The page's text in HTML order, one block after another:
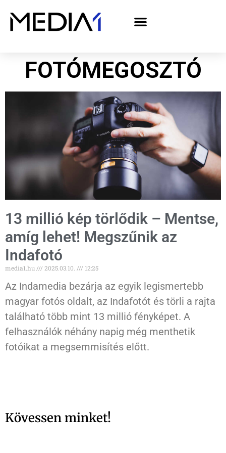
FOTÓMEGOSZTÓ
13 millió kép törlődik – Mentse,
amíg lehet! Megszűnik az
Indafotó
media1.hu 2025.03.10. 12:25
Az Indamedia bezárja az egyik legismertebb
magyar fotós oldalt, az Indafotót és törli a rajta
található több mint 13 millió fényképet. A
felhasználók néhány napig még menthetik
fotóikat a megsemmisítés előtt.
Kövessen minket!